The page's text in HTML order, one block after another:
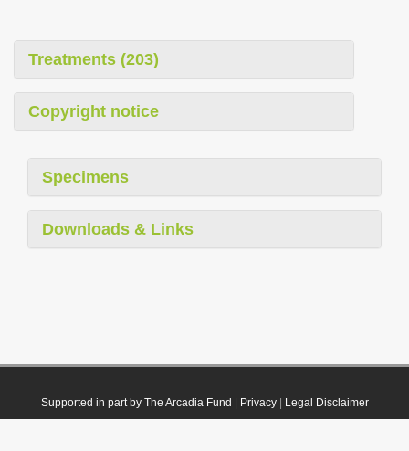
Treatments (203)
Copyright notice
Specimens
Downloads & Links
Supported in part by The Arcadia Fund Privacy| Legal Disclaimer